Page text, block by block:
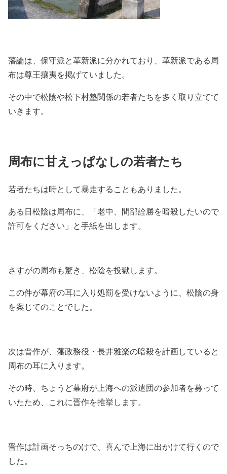
藩論は、保守派と革新派に分かれており、革新派である周
布は尊王攘夷を掲げていました。
その中で松陰や松下村塾関係の若者たちを多く取り立てて
いきます。
周布に甘えっぱなしの若者たち
若者たちは時として暴走することもありました。
ある日松陰は周布に、「老中、間部詮勝を暗殺したいので
許可をください」と手紙を出します。
さすがの周布も驚き、松陰を投獄します。
この件が幕府の耳に入り処罰を受けないように、松陰の身
を案じてのことでした。
次は晋作が、藩政務役・長井雅楽の暗殺を計画していると
周布の耳に入ります。
その時、ちょうど幕府が上海への派遣団の参加者を募って
いたため、これに晋作を推挙します。
晋作は計画そっちのけで、喜んで上海に出かけて行くので
した。